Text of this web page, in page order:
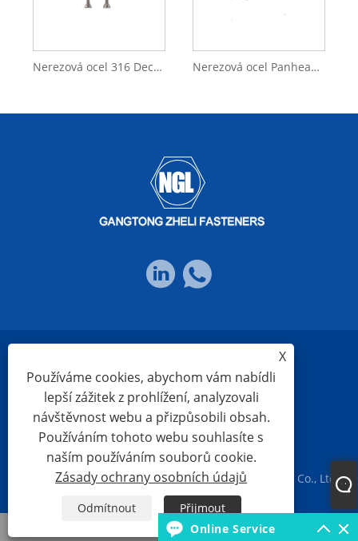
Nerezová ocel 316 Deck Beton Stroj s plochou hlavou Tek Šroubový hák pro vrut do dřeva Nerezová ocel Panhead Ocelové bezpečnostní šrouby s knoflíkovou hlavou Bezpečnostní SS samořezný šroub do dřeva
X
Používáme cookies, abychom vám nabídli
lepší zážitek z prohlížení, analyzovali
návštěvnost webu a přizpůsobili obsah.
Používáním tohoto webu souhlasíte s
naším používáním souborů cookie.
Zásady ochrany osobních údajů
Odmítnout
Přijmout
E-mailem
Zásady ochrany osobních údajů
Copyright © 2023 Ningbo Gangtong Zheli Fasteners Co., Ltd.
Všechna práva vyhrazena
Online Service